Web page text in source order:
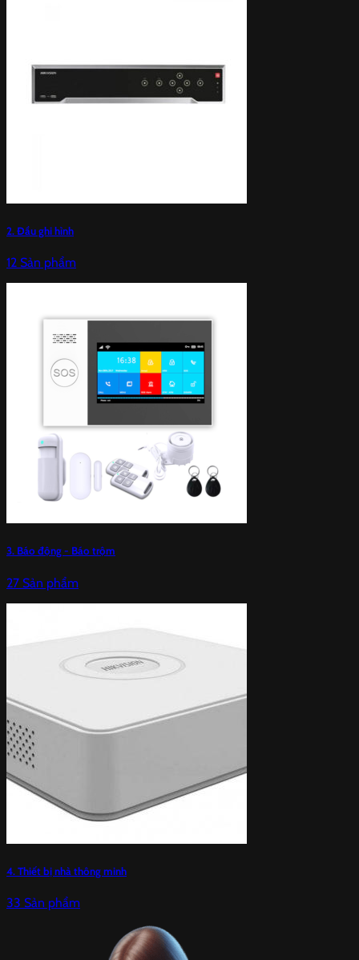
2. Đầu ghi hình
12 Sản phẩm
3. Báo động - Báo trộm
27 Sản phẩm
4. Thiết bị nhà thông minh
33 Sản phẩm